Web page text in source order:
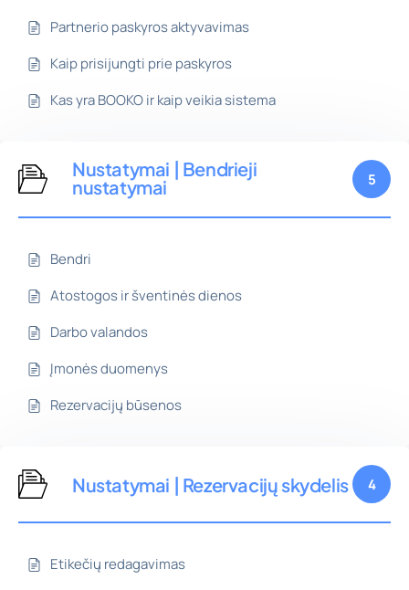
Partnerio paskyros aktyvavimas
Kaip prisijungti prie paskyros
Kas yra BOOKO ir kaip veikia sistema
Nustatymai | Bendrieji
nustatymai
5
Bendri
Atostogos ir šventinės dienos
Darbo valandos
Įmonės duomenys
Rezervacijų būsenos
Nustatymai | Rezervacijų skydelis 4
Etikečių redagavimas